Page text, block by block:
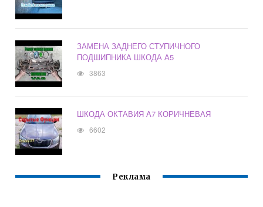
ЗАМЕНА ЗАДНЕГО СТУПИЧНОГО
ПОДШИПНИКА ШКОДА А5
3863
ШКОДА ОКТАВИЯ А7 КОРИЧНЕВАЯ
6602
Реклама